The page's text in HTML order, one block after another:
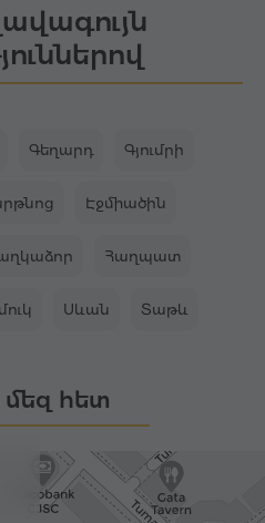
Գեղարդ Գյումրի
Էջմիածին
Հաղպատ
Սևան Տաթև
հետ